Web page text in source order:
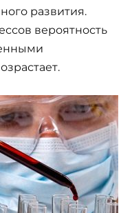
развития.
вероятность